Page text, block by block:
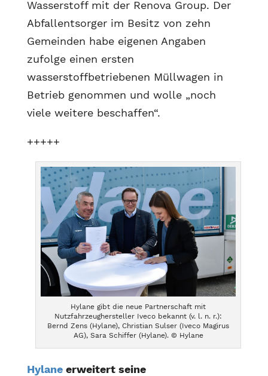
Wasserstoff mit der Renova Group. Der
Abfallentsorger im Besitz von zehn
Gemeinden habe eigenen Angaben
zufolge einen ersten
wasserstoffbetriebenen Müllwagen in
Betrieb genommen und wolle „noch
viele weitere beschaffen“.
+++++
Hylane gibt die neue Partnerschaft mit
Nutzfahrzeughersteller Iveco bekannt (v. l. n. r.):
Bernd Zens (Hylane), Christian Sulser (Iveco Magirus
AG), Sara Schiffer (Hylane). © Hylane
Hylaneerweitert seine